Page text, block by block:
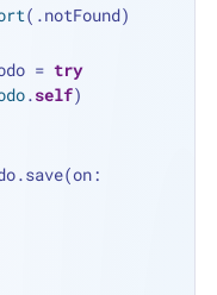
(.notFound)
= try
.self)